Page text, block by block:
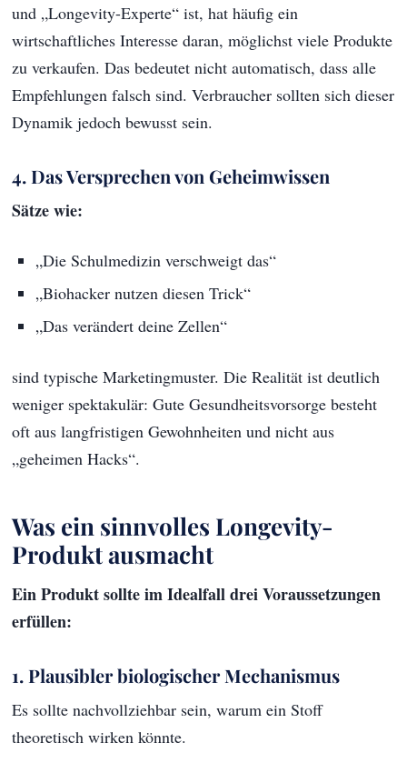
und „Longevity-Experte“ ist, hat häufig ein
wirtschaftliches Interesse daran, möglichst viele Produkte
zu verkaufen. Das bedeutet nicht automatisch, dass alle
Empfehlungen falsch sind. Verbraucher sollten sich dieser
Dynamik jedoch bewusst sein.
4. Das Versprechen von Geheimwissen
Sätze wie:
„Die Schulmedizin verschweigt das“
„Biohacker nutzen diesen Trick“
„Das verändert deine Zellen“
sind typische Marketingmuster. Die Realität ist deutlich
weniger spektakulär: Gute Gesundheitsvorsorge besteht
oft aus langfristigen Gewohnheiten und nicht aus
„geheimen Hacks“.
Was ein sinnvolles Longevity-
Produkt ausmacht
Ein Produkt sollte im Idealfall drei Voraussetzungen
erfüllen:
1. Plausibler biologischer Mechanismus
Es sollte nachvollziehbar sein, warum ein Stoff
theoretisch wirken könnte.